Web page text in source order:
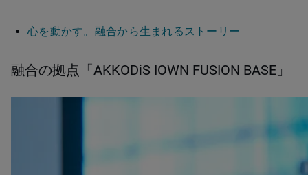
心を動かす。融合から生まれるストーリー
融合の拠点「AKKODiS IOWN FUSION BASE」